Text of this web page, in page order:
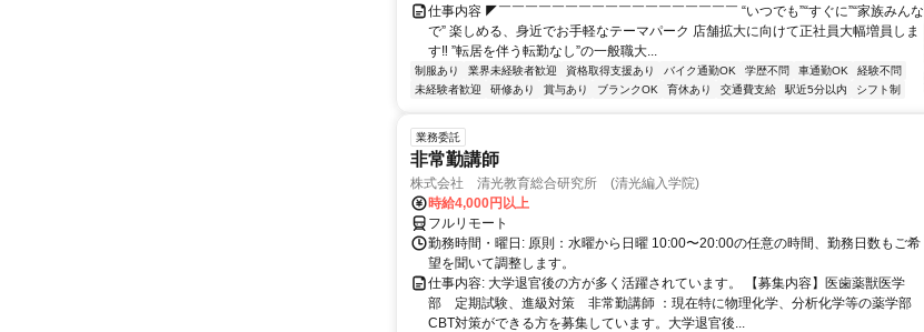
仕事内容 ◤￣￣￣￣￣￣￣￣￣￣￣￣￣￣￣￣￣￣ “いつでも”“すぐに”“家族みんな
で” 楽しめる、身近でお手軽なテーマパーク 店舗拡大に向けて正社員大幅増員しま
す‼ ”転居を伴う転勤なし”の一般職大...
制服あり 業界未経験者歓迎 資格取得支援あり バイク通勤OK 学歴不問 車通勤OK
経験不問
未経験者歓迎
研修あり 賞与あり ブランクOK 育休あり 交通費支給 駅近5分以内 シフト制
業務委託
非常勤講師
株式会社 清光教育総合研究所 (清光編入学院)
時給4,000円以上
フルリモート
勤務時間・曜日: 原則：水曜から日曜 10:00〜20:00の任意の時間、勤務日数もご希
望を聞いて調整します。
仕事内容: 大学退官後の方が多く活躍されています。 【募集内容】医歯薬獣医学
部 定期試験、進級対策 非常勤講師 ：現在特に物理化学、分析化学等の薬学部
CBT対策ができる方を募集しています。大学退官後...